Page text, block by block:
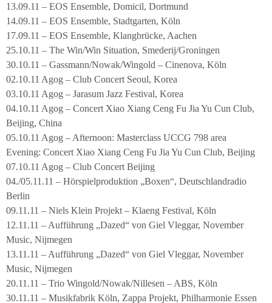
13.09.11 – EOS Ensemble, Domicil, Dortmund
14.09.11 – EOS Ensemble, Stadtgarten, Köln
17.09.11 – EOS Ensemble, Klangbrücke, Aachen
25.10.11 – The Win/Win Situation, Smederij/Groningen
30.10.11 – Gassmann/Nowak/Wingold – Cinenova, Köln
02.10.11 Agog – Club Concert Seoul, Korea
03.10.11 Agog – Jarasum Jazz Festival, Korea
04.10.11 Agog – Concert Xiao Xiang Ceng Fu Jia Yu Cun Club,
Beijing, China
05.10.11 Agog – Afternoon: Masterclass UCCG 798 area
Evening: Concert Xiao Xiang Ceng Fu Jia Yu Cun Club, Beijing
07.10.11 Agog – Club Concert Beijing
04./05.11.11 – Hörspielproduktion „Boxen“, Deutschlandradio
Berlin
09.11.11 – Niels Klein Projekt – Klaeng Festival, Köln
12.11.11 – Aufführung „Dazed“ von Giel Vleggar, November
Music, Nijmegen
13.11.11 – Aufführung „Dazed“ von Giel Vleggar, November
Music, Nijmegen
20.11.11 – Trio Wingold/Nowak/Nillesen – ABS, Köln
30.11.11 – Musikfabrik Köln, Zappa Projekt, Philharmonie Essen